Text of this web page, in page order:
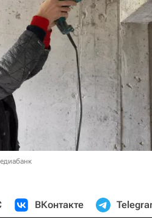
ВКонтакте